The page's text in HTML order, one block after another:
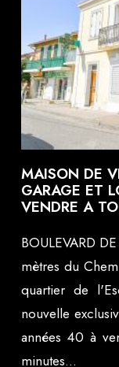
MAISON DE
GARAGE ET
VENDRE A
BOULEVARD
mètres du
quartier de
nouvelle
années 40 à
minutes...